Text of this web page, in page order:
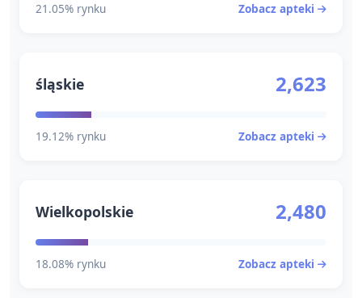
21.05% rynku Zobacz apteki
śląskie 2,623
19.12% rynku Zobacz apteki
Wielkopolskie 2,480
18.08% rynku Zobacz apteki